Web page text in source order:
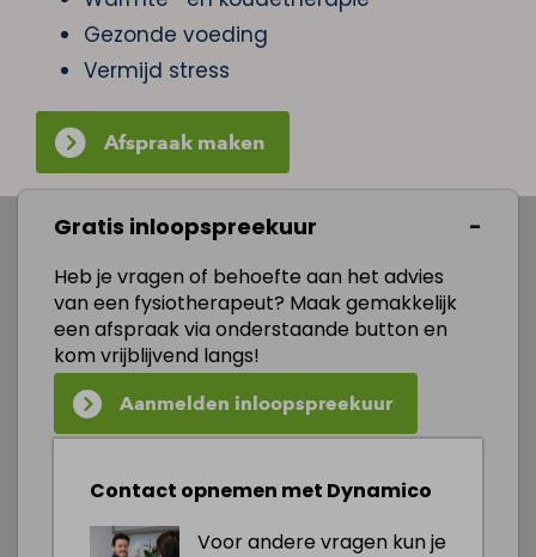
Gezonde voeding
Vermijd stress
Afspraak maken
Gratis inloopspreekuur
Heb je vragen of behoefte aan het advies
van een fysiotherapeut? Maak gemakkelijk
een afspraak via onderstaande button en
kom vrijblijvend langs!
Aanmelden inloopspreekuur
Contact opnemen met Dynamico
Voor andere vragen kun je